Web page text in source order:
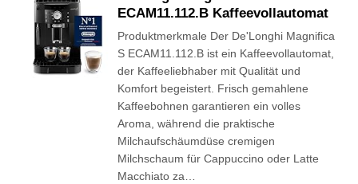
ECAM11.112.B Kaffeevollautomat
Produktmerkmale Der De'Longhi Magnifica
S ECAM11.112.B ist ein Kaffeevollautomat,
der Kaffeeliebhaber mit Qualität und
Komfort begeistert. Frisch gemahlene
Kaffeebohnen garantieren ein volles
Aroma, während die praktische
Milchaufschäumdüse cremigen
Milchschaum für Cappuccino oder Latte
Macchiato za…